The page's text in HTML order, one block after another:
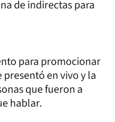
de indirectas para
para promocionar
presentó en vivo y la
que fueron a
hablar.